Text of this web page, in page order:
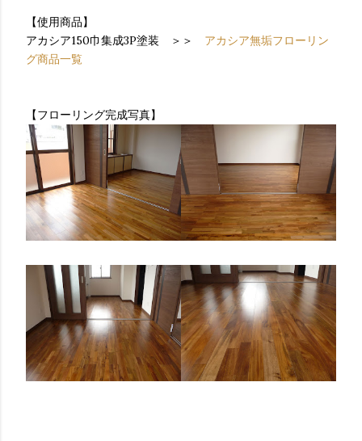
【使用商品】
アカシア150巾集成3P塗装 ＞＞ アカシア無垢フローリン
グ商品一覧
【フローリング完成写真】